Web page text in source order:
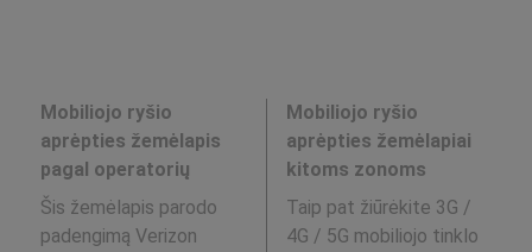
Mobiliojo ryšio
aprėpties žemėlapis
pagal operatorių
Šis žemėlapis parodo
padengimą Verizon
Mobiliojo ryšio
aprėpties žemėlapiai
kitoms zonoms
Taip pat žiūrėkite 3G /
4G / 5G mobiliojo tinklo